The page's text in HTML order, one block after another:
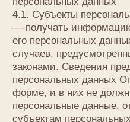
неполных или неточных данных.
5.7. Хранение персональных
осуществляется в форме,
определить субъекта
не дольше, чем этого требуют
персональных данных, если срок
персональных данных не установлен
федеральным законом, договором,
которого, выгодоприобретателем
по которому является субъект
данных. Обрабатываемые
уничтожаются либо
по достижении целей обработки